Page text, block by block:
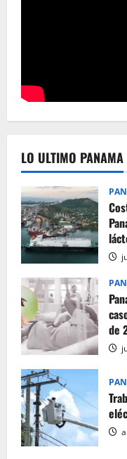
LO ULTIMO PANAMA
de